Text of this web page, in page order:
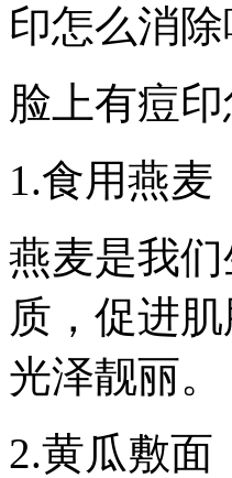
印怎么消
脸上有痘
1.食用燕麦
燕麦是我
质，促进
光泽靓丽。
2.黄瓜敷面